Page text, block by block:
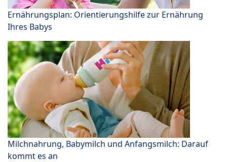
Ernährungsplan: Orientierungshilfe zur Ernährung
Ihres Babys
Milchnahrung, Babymilch und Anfangsmilch: Darauf
kommt es an